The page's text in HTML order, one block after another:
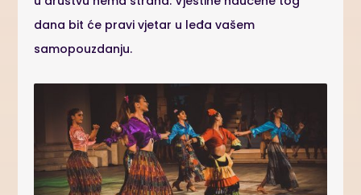
dana bit će pravi vjetar u leđa vašem
samopouzdanju.